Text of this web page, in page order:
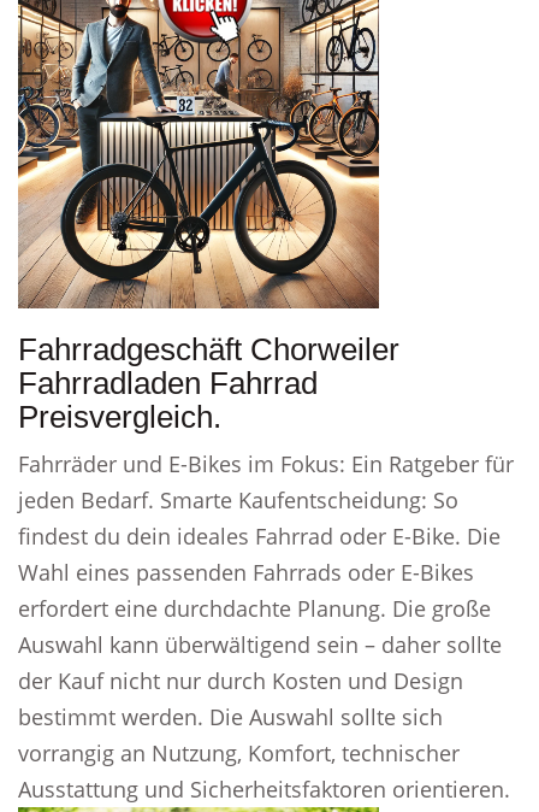
Fahrradgeschäft Chorweiler
Fahrradladen Fahrrad
Preisvergleich.
Fahrräder und E-Bikes im Fokus: Ein Ratgeber für
jeden Bedarf. Smarte Kaufentscheidung: So
findest du dein ideales Fahrrad oder E-Bike. Die
Wahl eines passenden Fahrrads oder E-Bikes
erfordert eine durchdachte Planung. Die große
Auswahl kann überwältigend sein – daher sollte
der Kauf nicht nur durch Kosten und Design
bestimmt werden. Die Auswahl sollte sich
vorrangig an Nutzung, Komfort, technischer
Ausstattung und Sicherheitsfaktoren orientieren.